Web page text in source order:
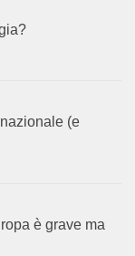
(e
è grave ma